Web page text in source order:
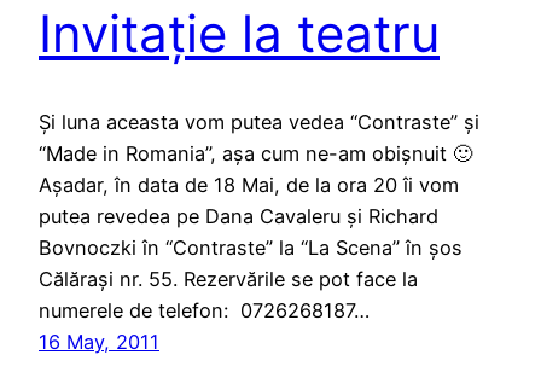
Invitație la teatru
Și luna aceasta vom putea vedea “Contraste” și
“Made in Romania”, așa cum ne-am obișnuit 🙂
Așadar, în data de 18 Mai, de la ora 20 îi vom
putea revedea pe Dana Cavaleru și Richard
Bovnoczki în “Contraste” la “La Scena” în șos
Călărași nr. 55. Rezervările se pot face la
numerele de telefon: 0726268187…
16 May, 2011